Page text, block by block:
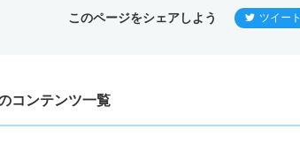
このページをシェアしよう ツイート
コンテンツ一覧